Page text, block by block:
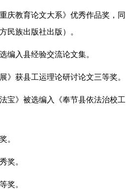
庆教育论文大系》优秀作品奖，同
民族出版社出版）。
编入县经验交流论文集。
》获县工运理论研讨论文三等奖。
宝》被选编入《奉节县依法治校工
。
奖。
奖。